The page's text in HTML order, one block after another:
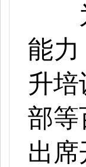
能
升
部等
出